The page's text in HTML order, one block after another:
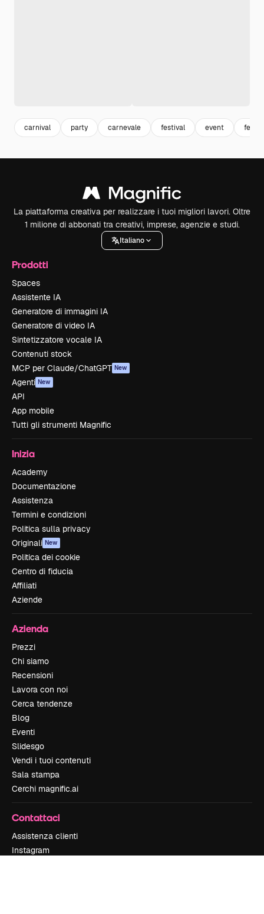
carnival party carnevale festival event festa
La piattaforma creativa per realizzare i tuoi migliori lavori. Oltre
1 milione di abbonati tra creativi, imprese, agenzie e studi.
Italiano
Prodotti
Spaces
Assistente IA
Generatore di immagini IA
Generatore di video IA
Sintetizzatore vocale IA
Contenuti stock
MCP per Claude/ChatGPT New
Agenti New
API
App mobile
Tutti gli strumenti Magnific
Inizia
Academy
Documentazione
Assistenza
Termini e condizioni
Politica sulla privacy
Originali New
Politica dei cookie
Centro di fiducia
Affiliati
Aziende
Azienda
Prezzi
Chi siamo
Recensioni
Lavora con noi
Cerca tendenze
Blog
Eventi
Slidesgo
Vendi i tuoi contenuti
Sala stampa
Cerchi magnific.ai
Contattaci
Assistenza clienti
Instagram